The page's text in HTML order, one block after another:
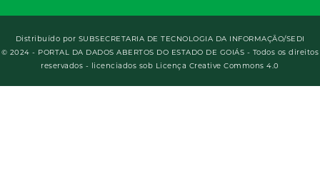
Distribuído por SUBSECRETARIA DE TECNOLOGIA DA INFORMAÇÃO/SEDI
© 2024 - PORTAL DA DADOS ABERTOS DO ESTADO DE GOIÁS - Todos os direitos
reservados - licenciados sob Licença Creative Commons 4.0